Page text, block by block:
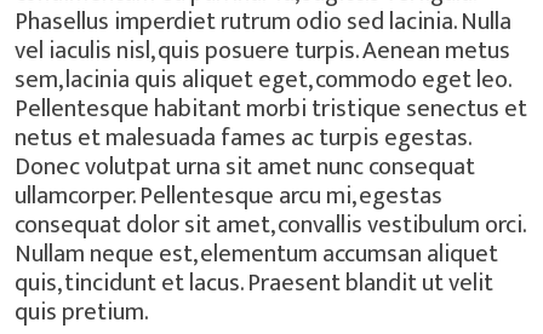
Phasellus imperdiet rutrum odio sed lacinia. Nulla
vel iaculis nisl, quis posuere turpis. Aenean metus
sem, lacinia quis aliquet eget, commodo eget leo.
Pellentesque habitant morbi tristique senectus et
netus et malesuada fames ac turpis egestas.
Donec volutpat urna sit amet nunc consequat
ullamcorper. Pellentesque arcu mi, egestas
consequat dolor sit amet, convallis vestibulum orci.
Nullam neque est, elementum accumsan aliquet
quis, tincidunt et lacus. Praesent blandit ut velit
quis pretium.